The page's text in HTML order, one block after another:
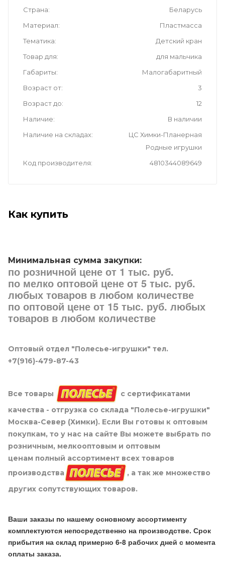
Страна
Беларусь
Материал
Пластмасса
Тематика
Детский кран
Товар для
для мальчика
Габариты
Малогабаритный
Возраст от
3
Возраст до
12
Наличие
В наличии
Наличие на складах
ЦС Химки-Планерная
Родные игрушки
Код производителя
4810344089649
Как купить
Минимальная сумма закупки:
по розничной цене от 1 тыс. руб.
по мелко оптовой цене от 5 тыс. руб.
любых товаров в любом количестве
по оптовой цене от 15 тыс. руб. любых
товаров в любом количестве
Оптовый отдел "Полесье-игрушки" тел.
+7(916)-479-87-43
Все товары
с сертификатами
качества - отгрузка со склада "Полесье-игрушки"
Москва-Север (Химки). Если Вы готовы к оптовым
покупкам, то у нас на сайте Вы можете выбрать по
розничным, мелкооптовым и оптовым
ценам полный ассортимент всех товаров
производства
, а так же множество
других сопутствующих товаров.
Ваши заказы по нашему основному ассортименту
комплектуются непосредственно на производстве. Срок
прибытия на склад примерно 6-8 рабочих дней с момента
оплаты заказа.